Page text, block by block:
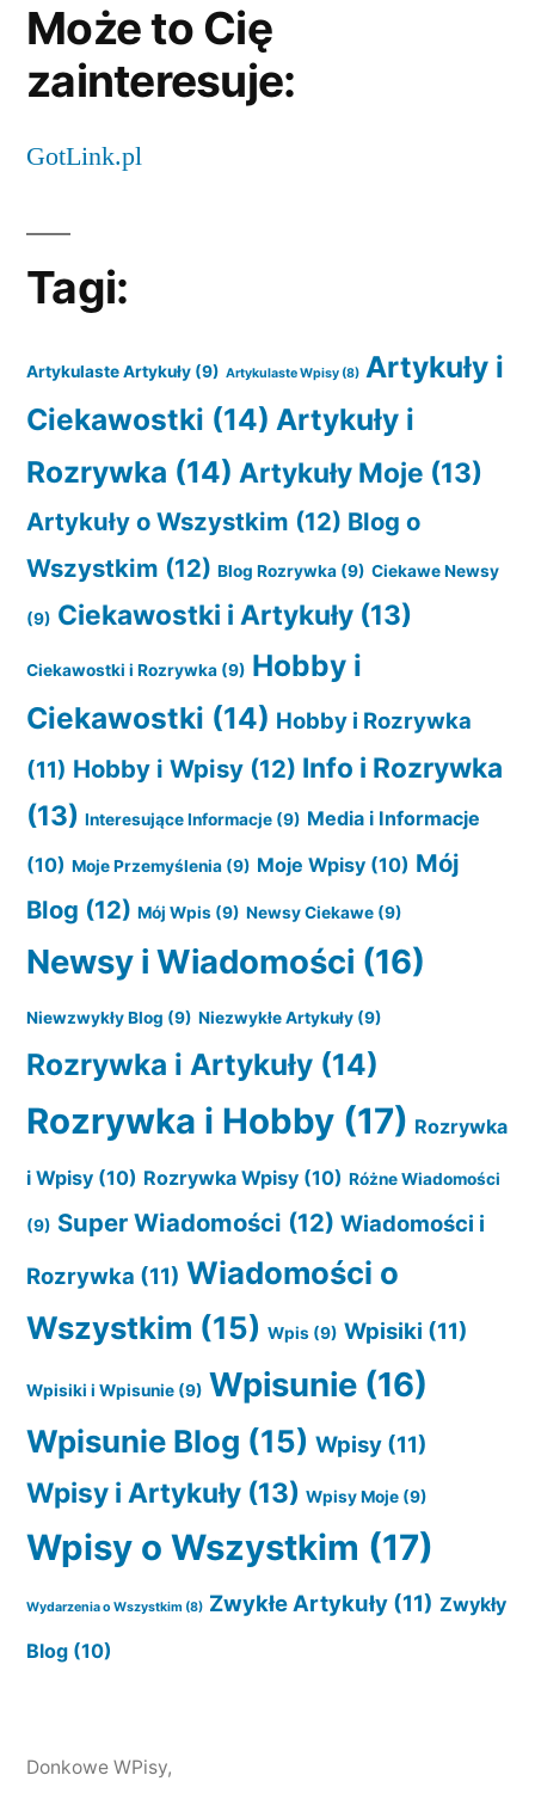
Może to Cię
zainteresuje:
GotLink.pl
Tagi:
Artykulaste Artykuły (9) Artykulaste Wpisy (8) Artykuły i
Ciekawostki (14) Artykuły i
Rozrywka (14) Artykuły Moje (13)
Artykuły o Wszystkim (12) Blog o
Wszystkim (12) Blog Rozrywka (9) Ciekawe Newsy
(9) Ciekawostki i Artykuły (13)
Ciekawostki i Rozrywka (9) Hobby i
Ciekawostki (14) Hobby i Rozrywka
(11) Hobby i Wpisy (12) Info i Rozrywka
(13) Interesujące Informacje (9) Media i Informacje
(10) Moje Przemyślenia (9) Moje Wpisy (10) Mój
Blog (12) Mój Wpis (9) Newsy Ciekawe (9)
Newsy i Wiadomości (16)
Niewzwykły Blog (9) Niezwykłe Artykuły (9)
Rozrywka i Artykuły (14)
Rozrywka i Hobby (17) Rozrywka
i Wpisy (10) Rozrywka Wpisy (10) Różne Wiadomości
(9) Super Wiadomości (12) Wiadomości i
Rozrywka (11) Wiadomości o
Wszystkim (15) Wpis (9) Wpisiki (11)
Wpisiki i Wpisunie (9) Wpisunie (16)
Wpisunie Blog (15) Wpisy (11)
Wpisy i Artykuły (13) Wpisy Moje (9)
Wpisy o Wszystkim (17)
Wydarzenia o Wszystkim (8) Zwykłe Artykuły (11) Zwykły
Blog (10)
Donkowe WPisy,